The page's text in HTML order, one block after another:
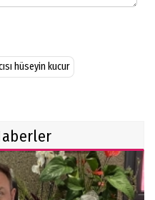
hüseyin kucur